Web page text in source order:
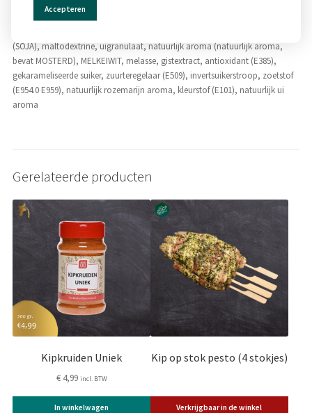
E211.0 E223 (SULFIET)), aroma (bevat SELDERIJ, bevat SOJA, aroma),
(SOJA), maltodextrine, uigranulaat, natuurlijk aroma (natuurlijk aroma,
bevat MOSTERD), MELKEIWIT, melasse, gistextract, antioxidant (E385),
gekarameliseerde suiker, zuurteregelaar (E509), invertsuikerstroop, zoetstof
(E954.0 E959), natuurlijk rozemarijn aroma, kleurstof (E101), natuurlijk ui
aroma
Gerelateerde producten
Kipkruiden Uniek
€4,99 incl. BTW
In winkelwagen
Kip op stok pesto (4 stokjes)
Verkrijgbaar in de winkel
Accepteren